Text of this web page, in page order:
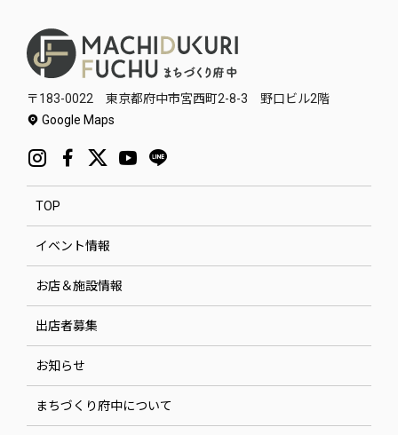
〒183-0022 東京都府中市宮西町2-8-3 野口ビル2階
Google Maps
TOP
イベント情報
お店＆施設情報
出店者募集
お知らせ
まちづくり府中について